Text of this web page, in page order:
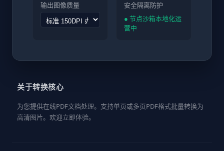
输出图像质量
安全隔离防护
● 节点沙箱本地化运
营中
关于转换核心
为您提供在线PDF文档处理。支持单页或多页PDF格式批量转换为
高清图片。欢迎立即体验。